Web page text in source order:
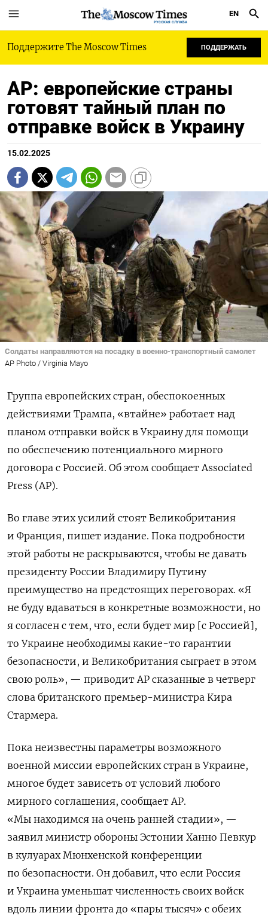
РУССКАЯ СЛУЖБА
EN
Поддержите The Moscow Times ПОДДЕРЖАТЬ
AP: европейские страны
готовят тайный план по
отправке войск в Украину
15.02.2025
Солдаты направляются на посадку в военно-транспортный самолет
AP Photo / Virginia Mayo
Группа европейских стран, обеспокоенных
действиями Трампа, «втайне» работает над
планом отправки войск в Украину для помощи
по обеспечению потенциального мирного
договора с Россией. Об этом сообщает Associated
Press (AP).
Во главе этих усилий стоят Великобритания
и Франция, пишет издание. Пока подробности
этой работы не раскрываются, чтобы не давать
президенту России Владимиру Путину
преимущество на предстоящих переговорах. «Я
не буду вдаваться в конкретные возможности, но
я согласен с тем, что, если будет мир [с Россией],
то Украине необходимы какие-то гарантии
безопасности, и Великобритания сыграет в этом
свою роль», — приводитAP сказанные в четверг
слова британского премьер-министра Кира
Стармера.
Пока неизвестны параметры возможного
военной миссии европейских стран в Украине,
многое будет зависеть от условий любого
мирного соглашения, сообщает AP.
«Мы находимся на очень ранней стадии», —
заявил министр обороны Эстонии Ханно Певкур
в кулуарах Мюнхенской конференции
по безопасности. Он добавил, что если Россия
и Украина уменьшат численность своих войск
вдоль линии фронта до «пары тысяч» с обеих